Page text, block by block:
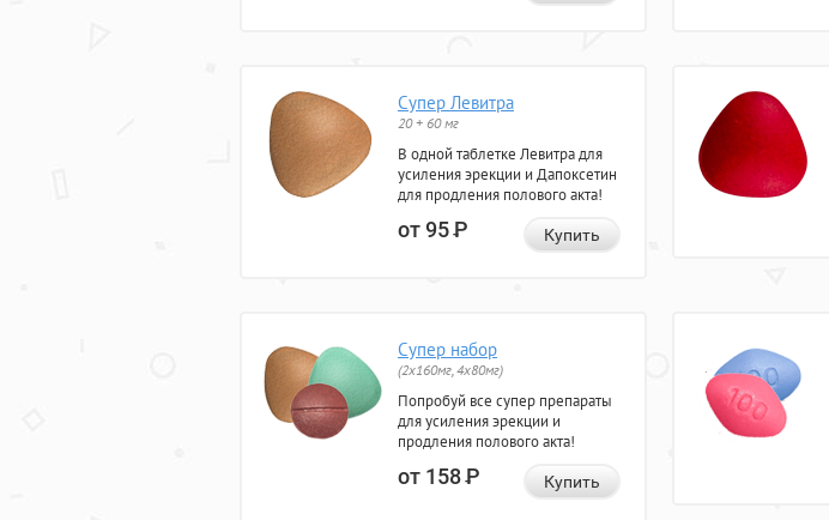
Супер Левитра
20 + 60 мг
В одной таблетке Левитра для
усиления эрекции и Дапоксетин
для продления полового акта!
от 95Р Купить
Супер набор
(2х160мг, 4х80мг)
Попробуй все супер препараты
для усиления эрекции и
продления полового акта!
от 158Р Купить